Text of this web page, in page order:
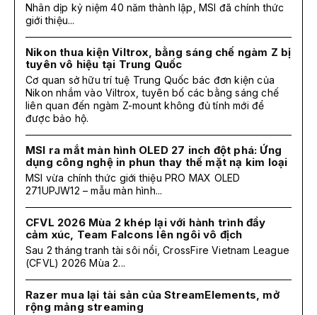
Nhân dịp kỷ niệm 40 năm thành lập, MSI đã chính thức
giới thiệu...
Nikon thua kiện Viltrox, bằng sáng chế ngàm Z bị
tuyên vô hiệu tại Trung Quốc
Cơ quan sở hữu trí tuệ Trung Quốc bác đơn kiện của
Nikon nhắm vào Viltrox, tuyên bố các bằng sáng chế
liên quan đến ngàm Z-mount không đủ tính mới để
được bảo hộ.
MSI ra mắt màn hình OLED 27 inch đột phá: Ứng
dụng công nghệ in phun thay thế mặt nạ kim loại
MSI vừa chính thức giới thiệu PRO MAX OLED
271UPJW12 – mẫu màn hình...
CFVL 2026 Mùa 2 khép lại với hành trình đầy
cảm xúc, Team Falcons lên ngôi vô địch
Sau 2 tháng tranh tài sôi nổi, CrossFire Vietnam League
(CFVL) 2026 Mùa 2...
Razer mua lại tài sản của StreamElements, mở
rộng mảng streaming